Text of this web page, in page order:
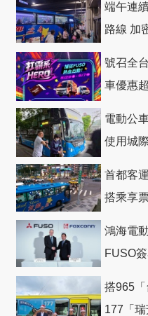
端午連
路線 加
號召全
車優惠
電動公
使用城
首都客
搭乘享
鴻海電
FUSO
搭965
177「